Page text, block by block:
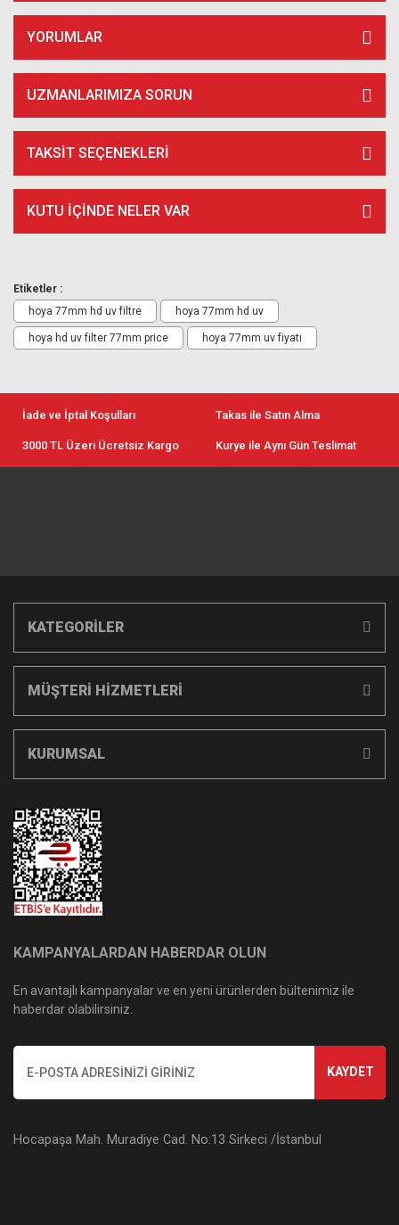
YORUMLAR
UZMANLARIMIZA SORUN
TAKSIT SEÇENEKLERI
KUTU İÇİNDE NELER VAR
Etiketler :
hoya 77mm hd uv filtre
hoya 77mm hd uv
hoya hd uv filter 77mm price hoya 77mm uv fiyatı
İade ve İptal Koşulları Takas ile Satın Alma
3000 TL Üzeri Ücretsiz Kargo Kurye ile Aynı Gün Teslimat
KATEGORİLER
MÜŞTERİ HİZMETLERİ
KURUMSAL
KAMPANYALARDAN HABERDAR OLUN
En avantajlı kampanyalar ve en yeni ürünlerden bültenimiz ile
haberdar olabilirsiniz.
KAYDET
Hocapaşa Mah. Muradiye Cad. No:13 Sirkeci /İstanbul